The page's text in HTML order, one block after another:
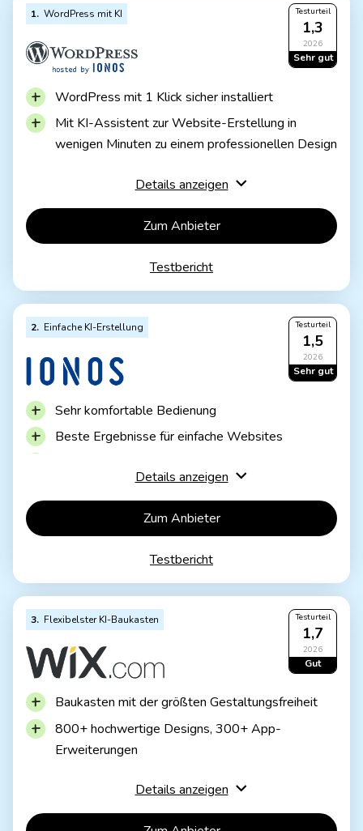
1 WordPress mit KI Testurteil
1,3
2026
Sehr gut
WordPress mit 1 Klick sicher installiert
Mit KI-Assistent zur Website-Erstellung in
wenigen Minuten zu einem professionellen Design
Server-Caching und Caching-Plugin inklusive
Sicherheits-Features wie SSL, automatische
Updates, DDoS- und Malware-Schutz
Profi-Funktionen wie GIT inklusive
Aktuell noch kein CDN inklusive (nur für große
IONOS WordPress
Inkl. KI-Website-Erstellung
Inkl. Domain & Email-Adressen
Ab 1€ / Monat
30 Tage Geld zurück
Details anzeigen
Testbericht
Zum Anbieter
2 Einfache KI-Erstellung Testurteil
1,5
2026
Sehr gut
Sehr komfortable Bedienung
Beste Ergebnisse für einfache Websites
Bilddatenbank mit 17.000 Fotos
Email-Postfach im Tarif enthalten
Design-Vorlagen
Werbefrei
Mit eigner Domain & Email
ab 1€ / Monat
Details anzeigen
Testbericht
Zum Anbieter
3 Flexibelster KI-Baukasten Testurteil
1,7
2026
Gut
Baukasten mit der größten Gestaltungsfreiheit
800+ hochwertige Designs, 300+ App-
Erweiterungen
Mehrere Bilddatenbanken integriert
Details anzeigen